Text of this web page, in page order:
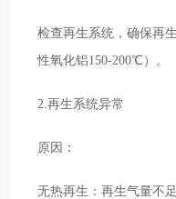
检查再生系统，确保再
性氧化铝150-200℃）。
2.再生系统异常
原因：
无热再生：再生气量不